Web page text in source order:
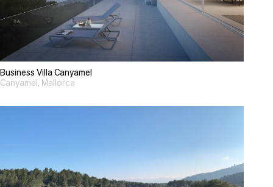
Business Villa Canyamel
Canyamel, Mallorca